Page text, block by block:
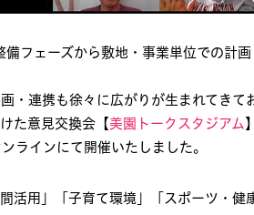
フェーズから敷地・事業単位での計
・連携も徐々に広がりが生まれてきて
た意見交換会【 美園トークスタジアム
ラインにて開催いたしました。
活用」「子育て環境」「スポーツ・健